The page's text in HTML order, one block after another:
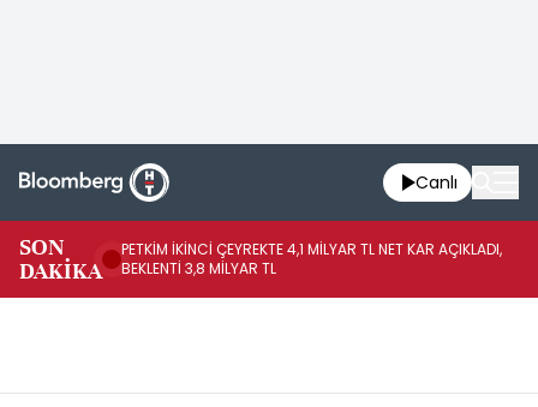
Canlı
SON
DAKİKA
PETKİM İKİNCİ ÇEYREKTE 4,1 MİLYAR TL NET KAR AÇIKLADI,
BEKLENTİ 3,8 MİLYAR TL